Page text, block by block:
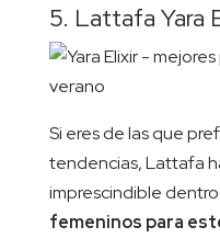
5. Lattafa Yara
Si eres de las que
tendencias, Lattafa
imprescindible
femeninos para